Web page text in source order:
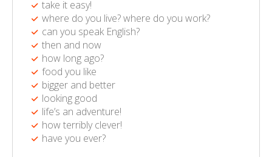
take it easy!
where do you live? where do you work?
can you speak English?
then and now
how long ago?
food you like
bigger and better
looking good
life’s an adventure!
how terribly clever!
have you ever?